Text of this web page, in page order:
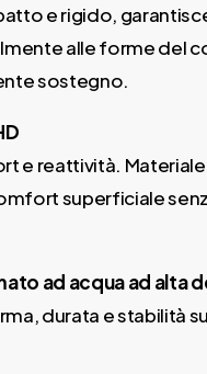
e rigido,
alle forme del
sostegno.
e reattività. Materiale
superficiale
ad acqua ad alta
durata e stabilità